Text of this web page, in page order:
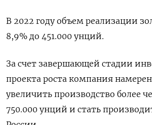
В 2022 году объем реализации
8,9% до 451.000 унций.
За счет завершающей стадии
проекта роста компания
увеличить производство более
750.000 унций и стать